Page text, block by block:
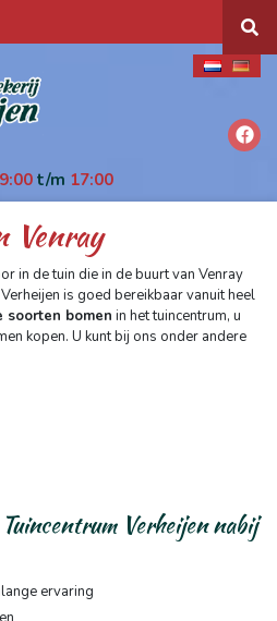
t/m 17:00
Venray
in de tuin die in de buurt van Venray
is goed bereikbaar vanuit heel
soorten bomen in het tuincentrum, u
kopen. U kunt bij ons onder andere
Verheijen nabij
ervaring